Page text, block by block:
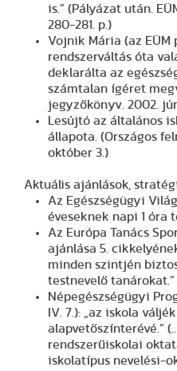
is.” (Pályázat után.
280-281. p.)
Vojnik Mária (az
rendszerváltás óta
deklarálta az
számtalan ígéret
jegyzőkönyv. 2002.
Lesújtó az általános
állapota. (Országos
október 3.)
Aktuális ajánlások,
Az Egészségügyi
éveseknek napi 1 óra
Az Európa Tanács
ajánlása 5.
minden szintjén
testnevelő tanárokat.”
Népegészségügyi
IV. 7.): „az iskola
alapvetőszínterévé.”
rendszerűiskolai
iskolatípus nevelési-